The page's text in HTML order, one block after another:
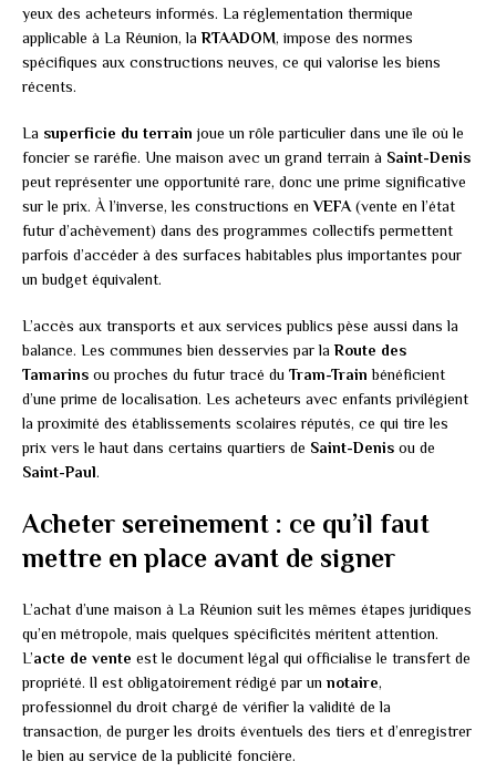
yeux des acheteurs informés. La réglementation thermique
applicable à La Réunion, laRTAADOM, impose des normes
spécifiques aux constructions neuves, ce qui valorise les biens
récents.
La superficie du terrain joue un rôle particulier dans une île où le
foncier se raréfie. Une maison avec un grand terrain à Saint-Denis
peut représenter une opportunité rare, donc une prime significative
sur le prix. À l’inverse, les constructions enVEFA(vente en l’état
futur d’achèvement) dans des programmes collectifs permettent
parfois d’accéder à des surfaces habitables plus importantes pour
un budget équivalent.
L’accès aux transports et aux services publics pèse aussi dans la
balance. Les communes bien desservies par laRoute des
Tamarins ou proches du futur tracé du Tram-Train bénéficient
d’une prime de localisation. Les acheteurs avec enfants privilégient
la proximité des établissements scolaires réputés, ce qui tire les
prix vers le haut dans certains quartiers de Saint-Denis ou de
Saint-Paul.
Acheter sereinement : ce qu’il faut
mettre en place avant de signer
L’achat d’une maison à La Réunion suit les mêmes étapes juridiques
qu’en métropole, mais quelques spécificités méritent attention.
L’acte de vente est le document légal qui officialise le transfert de
propriété. Il est obligatoirement rédigé par un notaire,
professionnel du droit chargé de vérifier la validité de la
transaction, de purger les droits éventuels des tiers et d’enregistrer
le bien au service de la publicité foncière.